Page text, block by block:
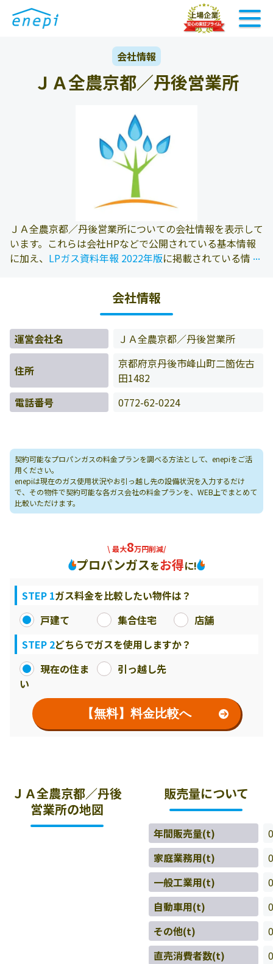
会社情報
ＪＡ全農京都／丹後営業所
ＪＡ全農京都／丹後営業所についての会社情報を表示して
います。これらは会社HPなどで公開されている基本情報
に加え、 LPガス資料年報 2022年版に掲載されている情報
...
...
会社情報
運営会社名 ＪＡ全農京都／丹後営業所
住所
京都府京丹後市峰山町二箇佐古
田1482
電話番号
0772-62-0224
契約可能なプロパンガスの料金プランを調べる方法として、enepiをご活
用ください。
enepiは現在のガス使用状況やお引っ越し先の設備状況を入力するだけ
で、その物件で契約可能な各ガス会社の料金プランを、WEB上でまとめて
比較いただけます。
\ 最大8万円削減/
プロパンガスをお得に!
STEP 1ガス料金を比較したい物件は？
戸建て
集合住宅
店舗
STEP 2どちらでガスを使用しますか？
現在の住ま
い
引っ越し先
【無料】料金比較へ
ＪＡ全農京都／丹後
営業所の地図
販売量について
年間販売量(t)
0
家庭業務用(t)
0
一般工業用(t)
0
自動車用(t)
0
その他(t)
0
直売消費者数(t)
0